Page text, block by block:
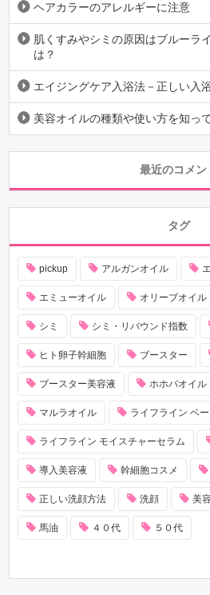
ヘアカラーのアレルギーに注意
肌くすみやシミの原因はブルーラ
は？
エイジングケア入浴法－正しい入
美容オイルの種類や使い方を知っ
最近のコメン
タグ
pickup アルガンオイル
エミューオイル オリーブオイル
シミ シミ・リバウンド指数
ヒト卵子幹細胞 ブースター
ブースター美容液 ホホバオイル
マルラオイル ライフライン ベ
ライフライン モイスチャーセラム
導入美容液 幹細胞コスメ
正しい洗顔方法 洗顔 美
馬油 ４０代 ５０代